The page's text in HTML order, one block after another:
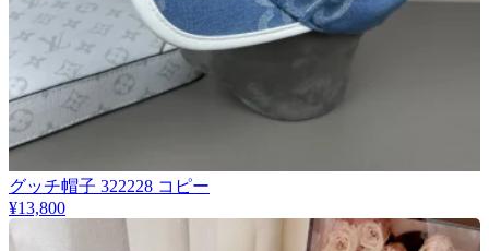
グッチ帽子 322228 コピー
¥13,800